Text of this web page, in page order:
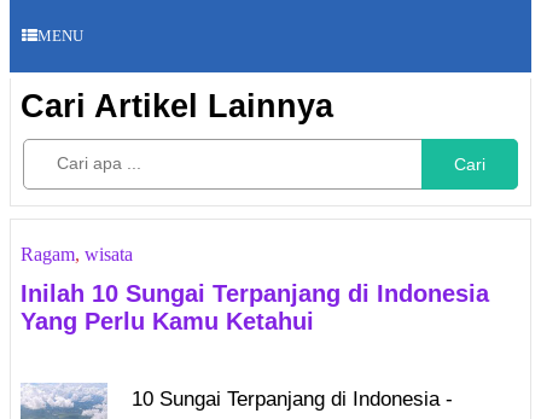
MENU
Cari Artikel Lainnya
Cari
Ragam, wisata
Inilah 10 Sungai Terpanjang di Indonesia
Yang Perlu Kamu Ketahui
10 Sungai Terpanjang di Indonesia -